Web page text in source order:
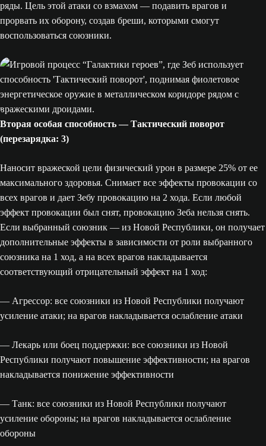
ряды. Цель этой атаки со взмахом — подавить врагов и
прорвать их оборону, создав бреши, которыми смогут
воспользоваться союзники.
Вторая особая способность — Тактический поворот
(перезарядка: 3)
Наносит вражеской цели физический урон в размере 25% от ее
максимального здоровья. Снимает все эффекты провокации со
всех врагов и дает Зебу провокацию на 2 хода. Если любой
эффект провокации был снят, провокацию Зеба нельзя снять.
Если выбранный союзник — из Новой Республики, он получает
дополнительные эффекты в зависимости от роли выбранного
союзника на 1 ход, а на всех врагов накладывается
соответствующий отрицательный эффект на 1 ход:
— Агрессор: все союзники из Новой Республики получают
усиление атаки; на врагов накладывается ослабление атаки
— Лекарь или боец поддержки: все союзники из Новой
Республики получают повышение эффективности; на врагов
накладывается понижение эффективности
— Танк: все союзники из Новой Республики получают
усиление обороны; на врагов накладывается ослабление
обороны